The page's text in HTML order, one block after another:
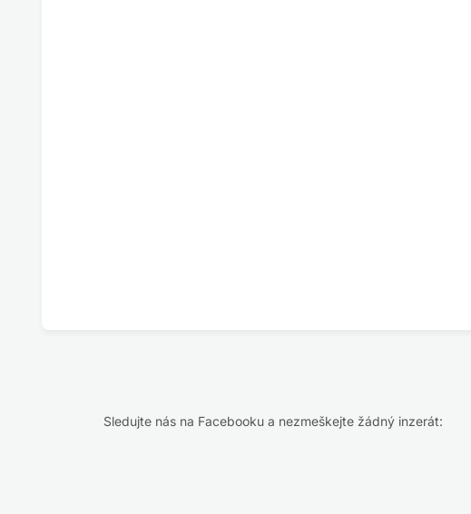
Sledujte nás na Facebooku a nezmeškejte žádný inzerát: